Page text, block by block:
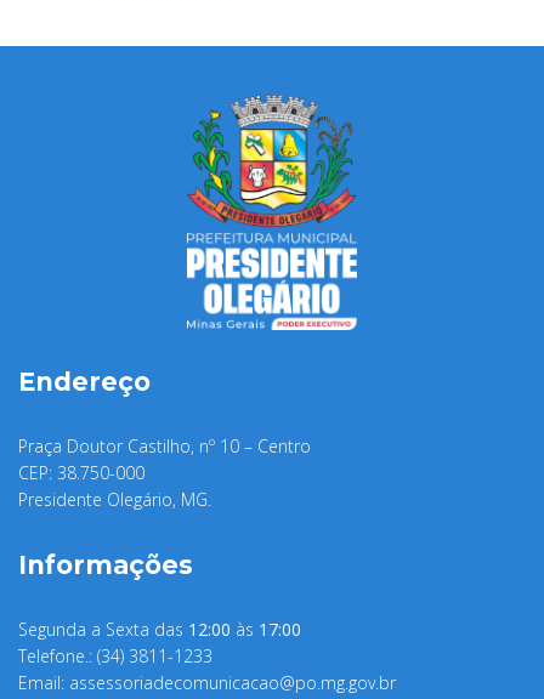
Endereço
Praça Doutor Castilho, nº 10 – Centro
CEP: 38.750-000
Presidente Olegário, MG.
Informações
Segunda a Sexta das 12:00 às 17:00
Telefone.: (34) 3811-1233
Email: assessoriadecomunicacao@po.mg.gov.br